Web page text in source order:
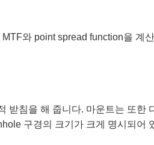
와 point spread function을
받침을 해 줍니다. 마운트는 또
구경의 크기가 크게 명시되어